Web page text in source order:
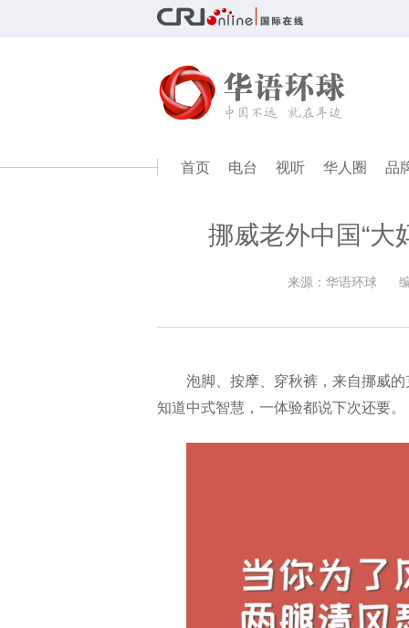
首页 电台 视听 华人圈 品
挪威老外中国“大
来源：华语环球
泡脚、按摩、穿秋裤，来自挪威
知道中式智慧，一体验都说下次还要。